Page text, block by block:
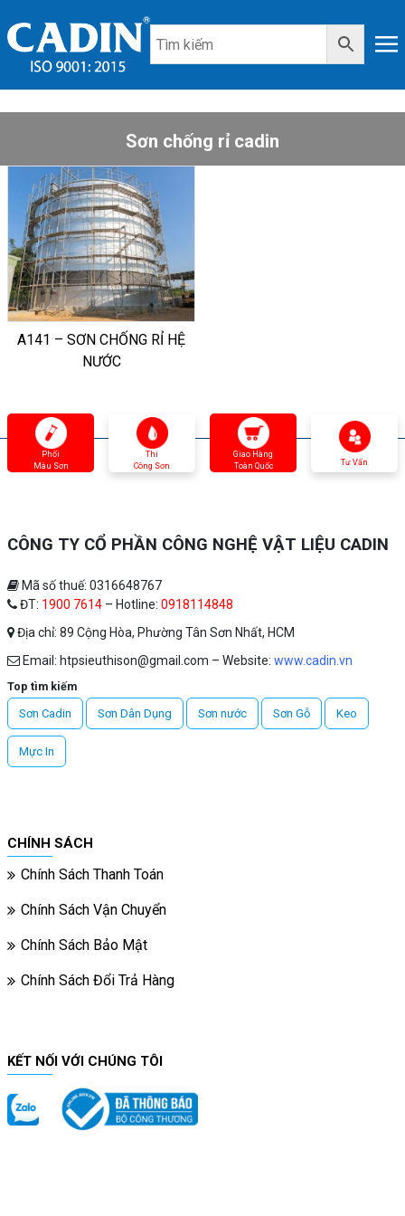
Sơn chống rỉ cadin
A141 – SƠN CHỐNG RỈ HỆ
NƯỚC
Phối
Màu Sơn
Thi
Công Sơn
Giao Hàng
Toàn Quốc
Tư Vấn
CÔNG TY CỔ PHẦN CÔNG NGHỆ VẬT LIỆU CADIN
Mã số thuế: 0316648767
ĐT: 1900 7614 – Hotline: 0918114848
Địa chỉ: 89 Cộng Hòa, Phường Tân Sơn Nhất, HCM
Email: htpsieuthison@gmail.com – Website: www.cadin.vn
Top tìm kiếm
Sơn Cadin
Sơn Dân Dụng Sơn nước Sơn Gỗ Keo
Mực In
CHÍNH SÁCH
Chính Sách Thanh Toán
Chính Sách Vận Chuyển
Chính Sách Bảo Mật
Chính Sách Đổi Trả Hàng
KẾT NỐI VỚI CHÚNG TÔI